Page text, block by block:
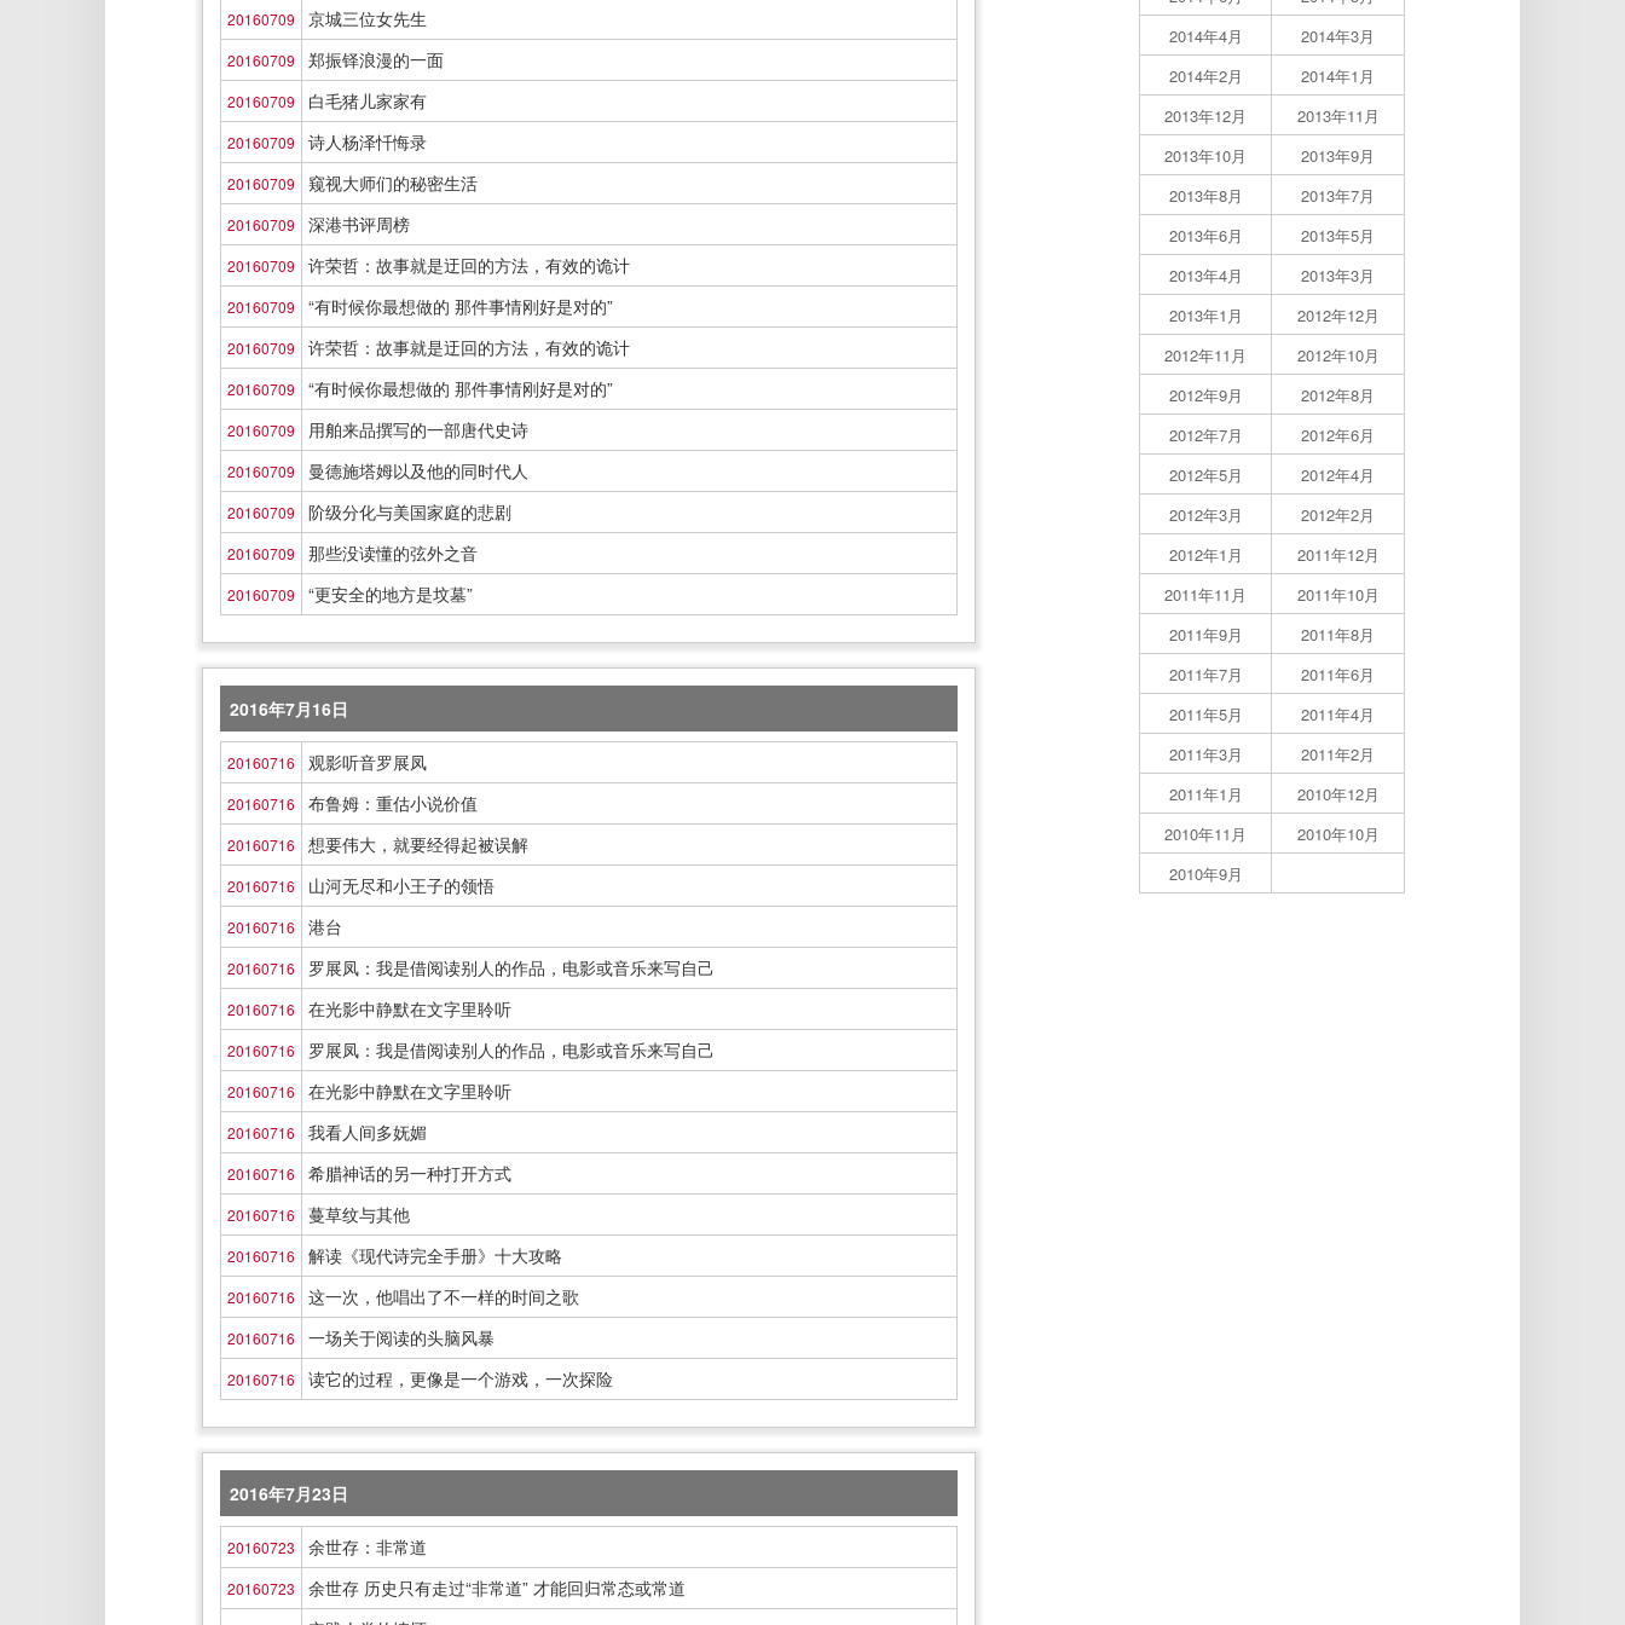
20160709 京城三位女先生
20160709 郑振铎浪漫的一面
20160709 白毛猪儿家家有
20160709 诗人杨泽忏悔录
20160709 窥视大师们的秘密生活
20160709 深港书评周榜
20160709 许荣哲：故事就是迂回的方法，有效的诡计
20160709 “有时候你最想做的 那件事情刚好是对的”
20160709 许荣哲：故事就是迂回的方法，有效的诡计
20160709 “有时候你最想做的 那件事情刚好是对的”
20160709 用舶来品撰写的一部唐代史诗
20160709 曼德施塔姆以及他的同时代人
20160709 阶级分化与美国家庭的悲剧
20160709 那些没读懂的弦外之音
20160709 “更安全的地方是坟墓”
2016年7月16日
20160716 观影听音罗展凤
20160716 布鲁姆：重估小说价值
20160716 想要伟大，就要经得起被误解
20160716 山河无尽和小王子的领悟
20160716 港台
20160716 罗展凤：我是借阅读别人的作品，电影或音乐来写自己
20160716 在光影中静默在文字里聆听
20160716 罗展凤：我是借阅读别人的作品，电影或音乐来写自己
20160716 在光影中静默在文字里聆听
20160716 我看人间多妩媚
20160716 希腊神话的另一种打开方式
20160716 蔓草纹与其他
20160716 解读《现代诗完全手册》十大攻略
20160716 这一次，他唱出了不一样的时间之歌
20160716 一场关于阅读的头脑风暴
20160716 读它的过程，更像是一个游戏，一次探险
2016年7月23日
20160723 余世存：非常道
20160723 余世存 历史只有走过“非常道” 才能回归常态或常道
2014年4月
2014年3月
2014年2月
2014年1月
2013年12月
2013年11月
2013年10月
2013年9月
2013年8月
2013年7月
2013年6月
2013年5月
2013年4月
2013年3月
2013年1月
2012年12月
2012年11月
2012年10月
2012年9月
2012年8月
2012年7月
2012年6月
2012年5月
2012年4月
2012年3月
2012年2月
2012年1月
2011年12月
2011年11月
2011年10月
2011年9月
2011年8月
2011年7月
2011年6月
2011年5月
2011年4月
2011年3月
2011年2月
2011年1月
2010年12月
2010年11月
2010年10月
2010年9月